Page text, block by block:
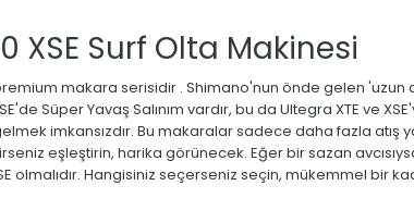
XSE Surf Olta Makinesi
makara serisidir . Shimano'nun önde gelen
Süper Yavaş Salınım vardır, bu da Ultegra XTE ve
imkansızdır. Bu makaralar sadece daha fazla atış
eşleştirin, harika görünecek. Eğer bir sazan
olmalıdır. Hangisiniz seçerseniz seçin, mükemmel bir